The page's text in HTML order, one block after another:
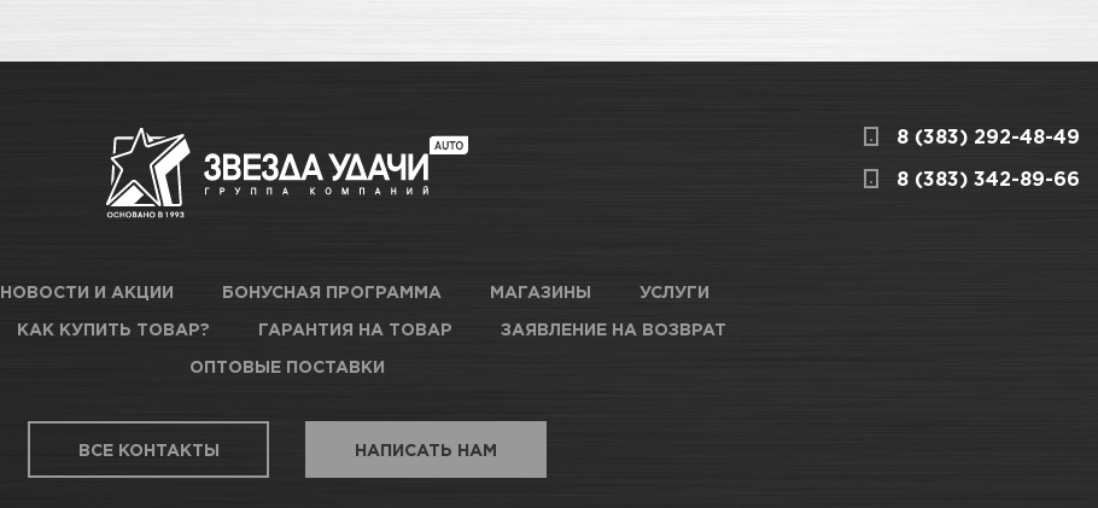
8 (383) 292-48-49
8 (383) 342-89-66
НОВОСТИ И АКЦИИ БОНУСНАЯ ПРОГРАММА МАГАЗИНЫ УСЛУГИ
КАК КУПИТЬ ТОВАР? ГАРАНТИЯ НА ТОВАР ЗАЯВЛЕНИЕ НА ВОЗВРАТ
ОПТОВЫЕ ПОСТАВКИ
ВСЕ КОНТАКТЫ НАПИСАТЬ НАМ